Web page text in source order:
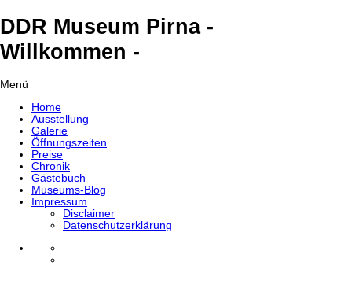
DDR Museum Pirna -
Willkommen -
Menü
Home
Ausstellung
Galerie
Öffnungszeiten
Preise
Chronik
Gästebuch
Museums-Blog
Impressum
Disclaimer
Datenschutzerklärung